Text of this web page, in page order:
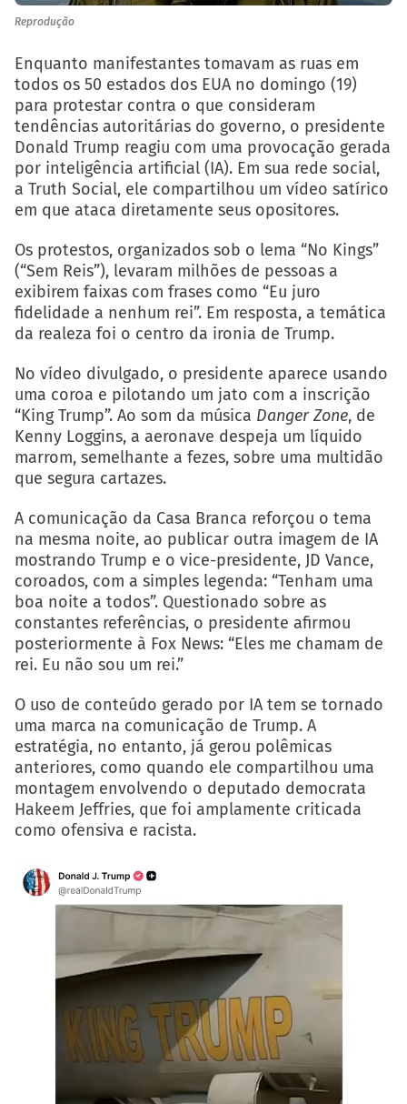
Reprodução
Enquanto manifestantes tomavam as ruas em
todos os 50 estados dos EUA no domingo (19)
para protestar contra o que consideram
tendências autoritárias do governo, o presidente
Donald Trump reagiu com uma provocação gerada
por inteligência artificial (IA). Em sua rede social,
a Truth Social, ele compartilhou um vídeo satírico
em que ataca diretamente seus opositores.
Os protestos, organizados sob o lema “No Kings”
(“Sem Reis”), levaram milhões de pessoas a
exibirem faixas com frases como “Eu juro
fidelidade a nenhum rei”. Em resposta, a temática
da realeza foi o centro da ironia de Trump.
No vídeo divulgado, o presidente aparece usando
uma coroa e pilotando um jato com a inscrição
“King Trump”. Ao som da música Danger Zone, de
Kenny Loggins, a aeronave despeja um líquido
marrom, semelhante a fezes, sobre uma multidão
que segura cartazes.
A comunicação da Casa Branca reforçou o tema
na mesma noite, ao publicar outra imagem de IA
mostrando Trump e o vice-presidente, JD Vance,
coroados, com a simples legenda: “Tenham uma
boa noite a todos”. Questionado sobre as
constantes referências, o presidente afirmou
posteriormente à Fox News: “Eles me chamam de
rei. Eu não sou um rei.”
O uso de conteúdo gerado por IA tem se tornado
uma marca na comunicação de Trump. A
estratégia, no entanto, já gerou polêmicas
anteriores, como quando ele compartilhou uma
montagem envolvendo o deputado democrata
Hakeem Jeffries, que foi amplamente criticada
como ofensiva e racista.